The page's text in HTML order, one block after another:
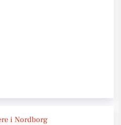
i Nordborg